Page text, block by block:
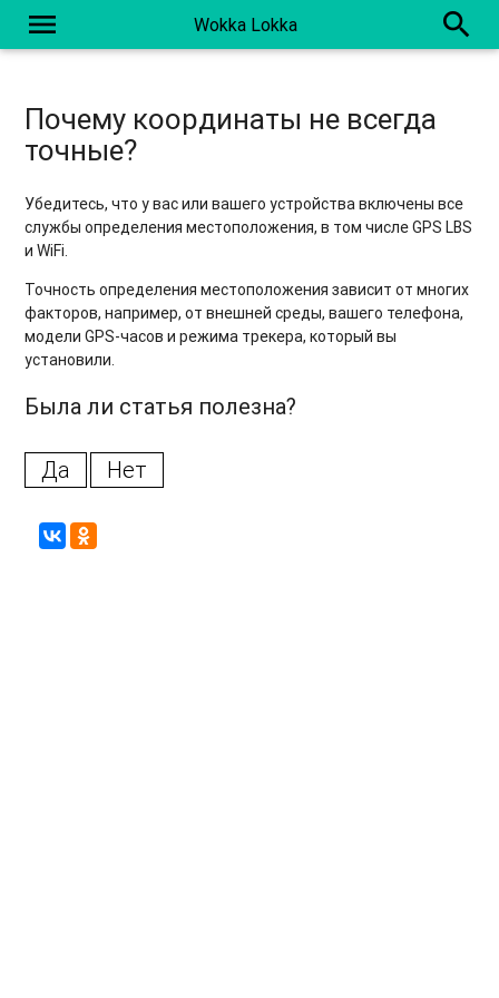
menu Wokka Lokka search
Почему координаты не всегда
точные?
Убедитесь, что у вас или вашего устройства включены все
службы определения местоположения, в том числе GPS LBS
и WiFi.
Точность определения местоположения зависит от многих
факторов, например, от внешней среды, вашего телефона,
модели GPS-часов и режима трекера, который вы
установили.
Была ли статья полезна?
Да Нет